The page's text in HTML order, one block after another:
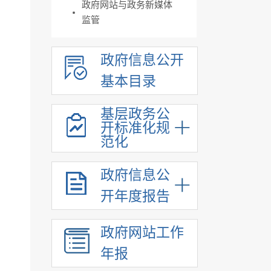
政府网站与政务新媒体
监管
政府信息公开
基本目录
基层政务公
开标准化规
范化
政府信息公
开年度报告
政府网站工作
年报